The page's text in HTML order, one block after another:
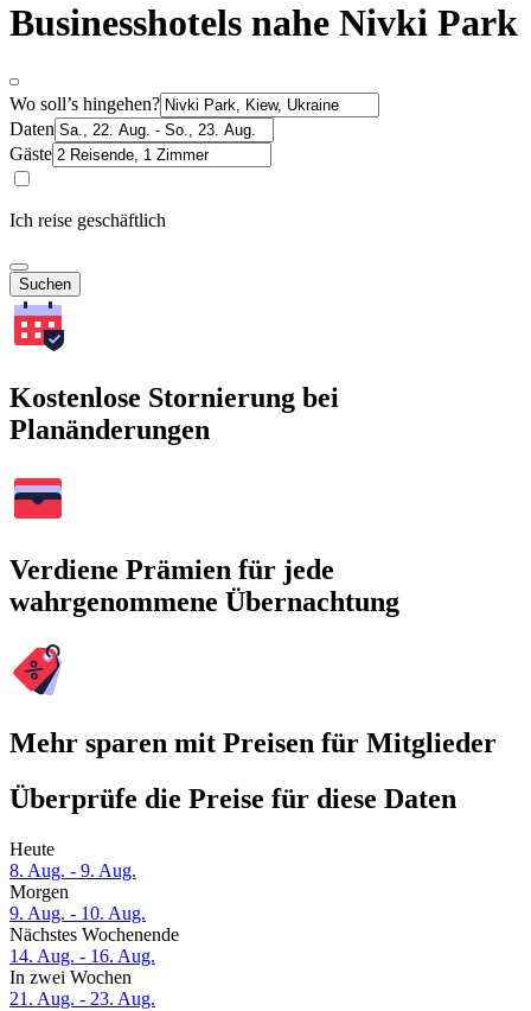
Businesshotels nahe Nivki Park
Wo soll’s hingehen?
Daten
Gäste
Ich reise geschäftlich
Suchen
Kostenlose Stornierung bei
Planänderungen
Verdiene Prämien für jede
wahrgenommene Übernachtung
Mehr sparen mit Preisen für Mitglieder
Überprüfe die Preise für diese Daten
Heute
8. Aug. - 9. Aug.
Morgen
9. Aug. - 10. Aug.
Nächstes Wochenende
14. Aug. - 16. Aug.
In zwei Wochen
21. Aug. - 23. Aug.